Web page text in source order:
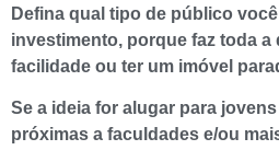
Defina qual tipo de público
investimento, porque faz toda
facilidade ou ter um imóvel
Se a ideia for alugar para
próximas a faculdades e/ou